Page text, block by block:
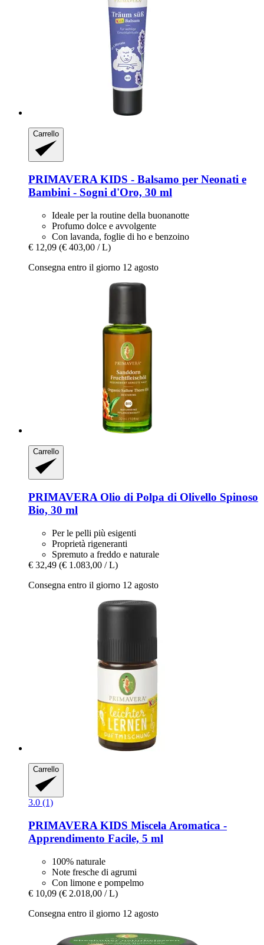
Carrello
PRIMAVERA KIDS -​ Balsamo per Neonati e
Bambini -​ Sogni d'Oro, 30 ml
Ideale per la routine della buonanotte
Profumo dolce e avvolgente
Con lavanda, foglie di ho e benzoino
€ 12,09 (€ 403,00 / L)
Consegna entro il giorno 12 agosto
Carrello
PRIMAVERA Olio di Polpa di Olivello Spinoso
Bio, 30 ml
Per le pelli più esigenti
Proprietà rigeneranti
Spremuto a freddo e naturale
€ 32,49 (€ 1.083,00 / L)
Consegna entro il giorno 12 agosto
Carrello
3.0 (1)
PRIMAVERA KIDS Miscela Aromatica -​
Apprendimento Facile, 5 ml
100% naturale
Note fresche di agrumi
Con limone e pompelmo
€ 10,09 (€ 2.018,00 / L)
Consegna entro il giorno 12 agosto